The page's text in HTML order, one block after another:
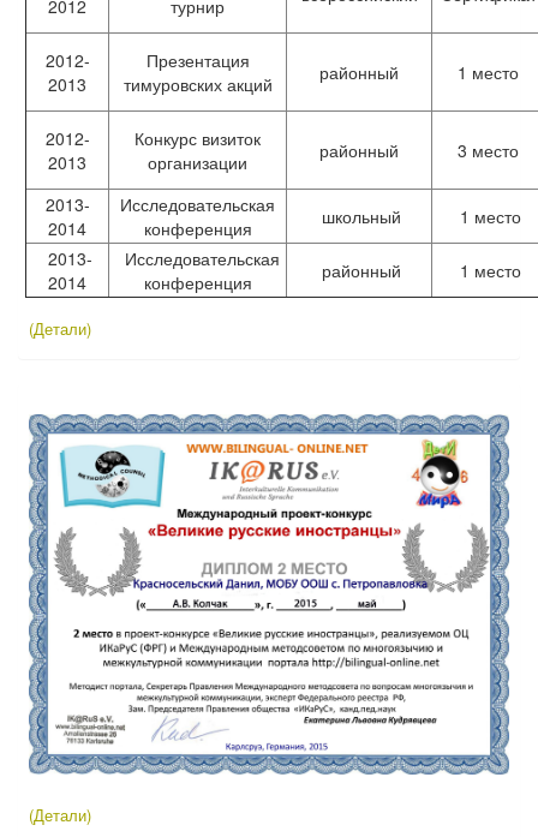
2012 турнир
2012-
2013
Презентация
тимуровских акций
районный 1 место
2012-
2013
Конкурс визиток
организации
районный 3 место
2013-
2014
Исследовательская
конференция
школьный
1 место
2013-
2014
Исследовательская
конференция
районный 1 место
(Детали)
(Детали)